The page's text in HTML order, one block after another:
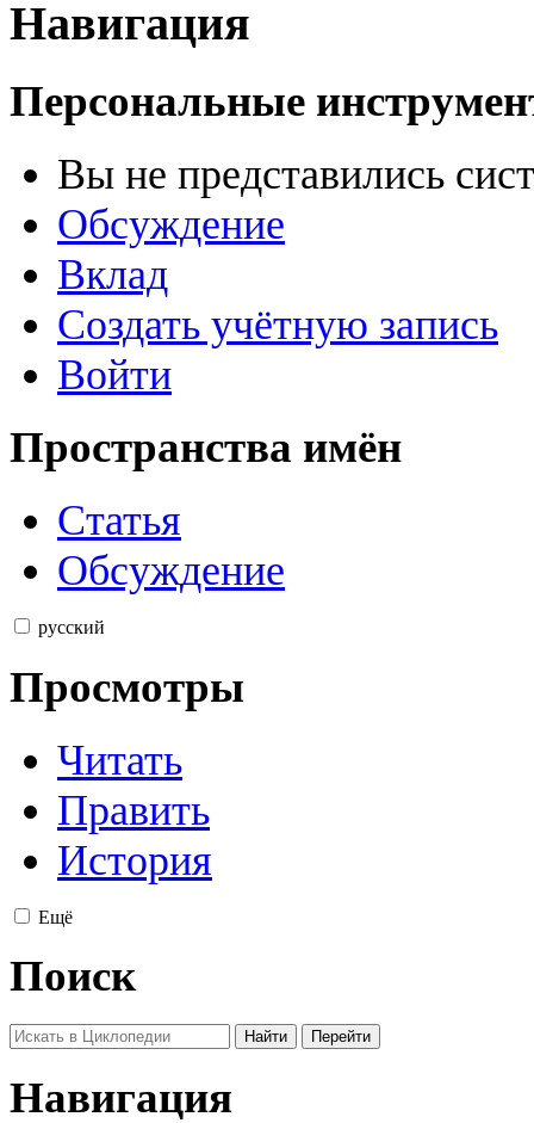
Навигация
Персональные
Вы не представились
Обсуждение
Вклад
Создать учётную запись
Войти
Пространства имён
Статья
Обсуждение
русский
Просмотры
Читать
Править
История
Ещё
Поиск
Навигация